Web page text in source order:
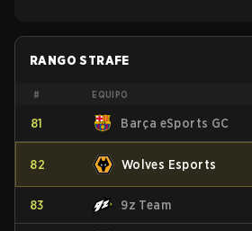
RANGO STRAFE
# EQUIPO
81 Barça eSports GC
82 Wolves Esports
83 9z Team